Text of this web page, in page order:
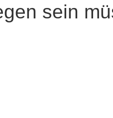
sein